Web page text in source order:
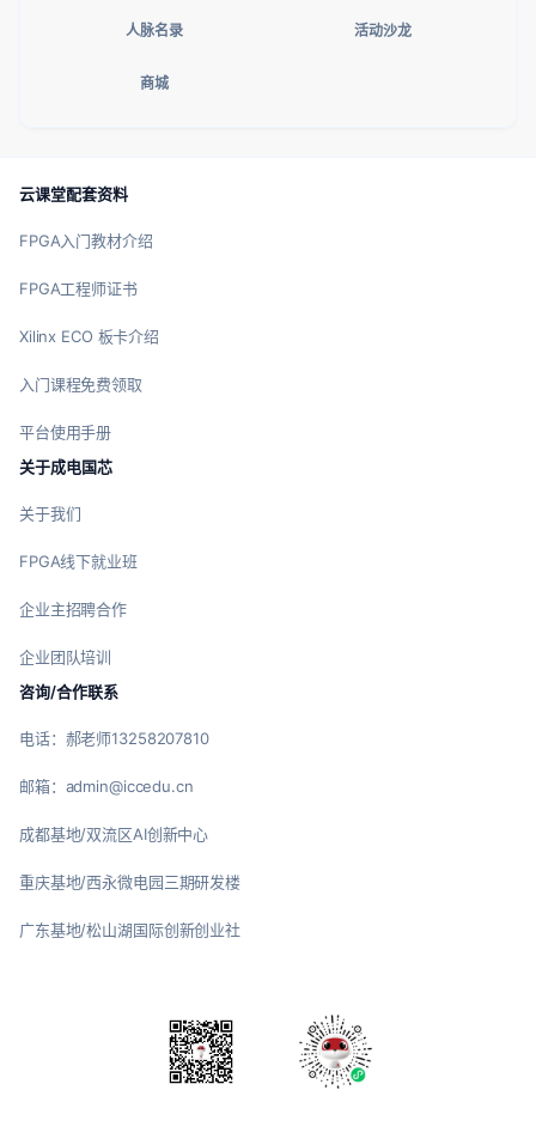
人脉名录 活动沙龙
商城
云课堂配套资料
FPGA入门教材介绍
FPGA工程师证书
Xilinx ECO 板卡介绍
入门课程免费领取
平台使用手册
关于成电国芯
关于我们
FPGA线下就业班
企业主招聘合作
企业团队培训
咨询/合作联系
电话：郝老师13258207810
邮箱：admin@iccedu.cn
成都基地/双流区AI创新中心
重庆基地/西永微电园三期研发楼
广东基地/松山湖国际创新创业社